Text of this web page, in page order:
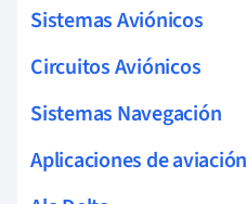
Sistemas Aviónicos
Circuitos Aviónicos
Sistemas Navegación
Aplicaciones de aviación